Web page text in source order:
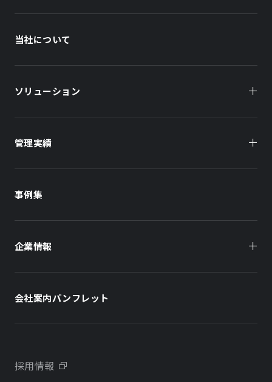
当社について
ソリューション
オーナー様向け
オフィスビル
住まい（社宅・賃貸住宅）
学校・教育施設
不動産開発をご検討の方へ
管理実績
住まい（賃貸住宅）
事例集
企業情報
会社案内パンフレット
採用情報